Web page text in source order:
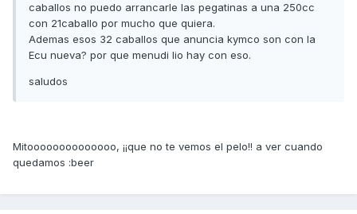
caballos no puedo arrancarle las pegatinas a una 250cc
con 21caballo por mucho que quiera.
Ademas esos 32 caballos que anuncia kymco son con la
Ecu nueva? por que menudi lio hay con eso.
saludos
Mitoooooooooooooo, ¡¡que no te vemos el pelo!! a ver cuando
quedamos :beer